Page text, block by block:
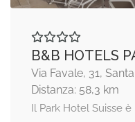
B&B HOTELS
Via Favale, 31,
Distanza: 58,3 km
Il Park Hotel Suisse